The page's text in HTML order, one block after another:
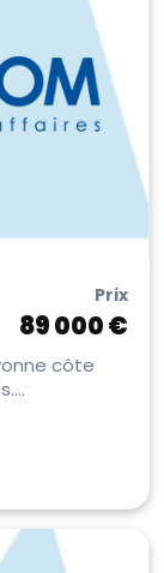
Prix
89 000 €
côte